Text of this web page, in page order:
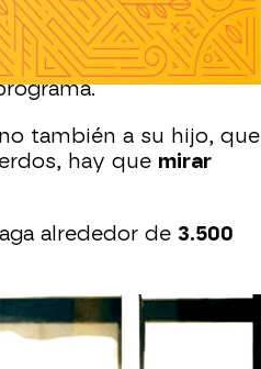
ya quehan vendido la
Ostos y por la cual ha
como hemos podido
también a su hijo, que
hay que mirar
alrededor de 3.500